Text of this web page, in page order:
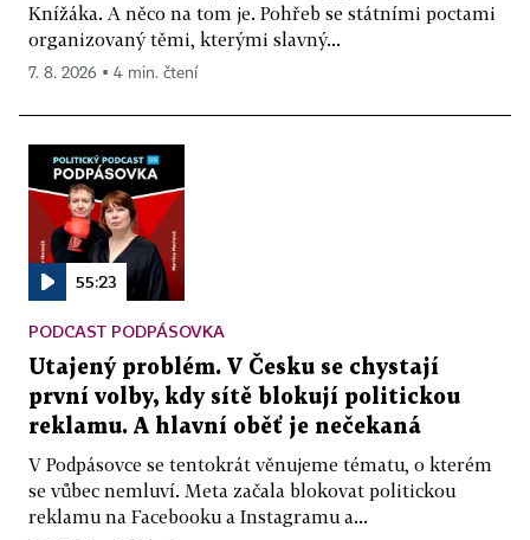
Knížáka. A něco na tom je. Pohřeb se státními poctami
organizovaný těmi, kterými slavný...
7. 8. 2026 ▪ 4 min. čtení
55:23
PODCAST PODPÁSOVKA
Utajený problém. V Česku se chystají
první volby, kdy sítě blokují politickou
reklamu. A hlavní oběť je nečekaná
V Podpásovce se tentokrát věnujeme tématu, o kterém
se vůbec nemluví. Meta začala blokovat politickou
reklamu na Facebooku a Instagramu a...